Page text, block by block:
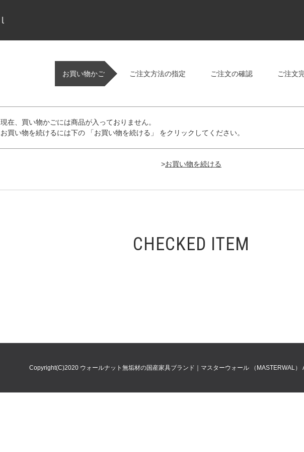
お買い物かご ご注文方法の指定 ご注文の確認 ご注文
現在、買い物かごには商品が入っておりません。
お買い物を続けるには下の 「お買い物を続ける」 をクリックしてください。
>
CHECKED ITEM
Copyright(C)2020 ウォールナット無垢材の国産家具ブランド｜マスターウォール （MASTERWAL）